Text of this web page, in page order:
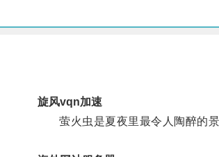
旋风vqn加速
萤火虫是夏夜里最令人陶醉的景